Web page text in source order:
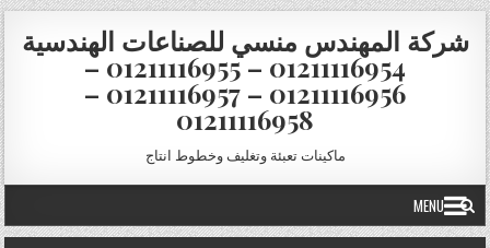
Skip to content
شركة المهندس منسي للصناعات الهندسية
01211116954 – 01211116955 –
01211116956 – 01211116957 –
01211116958
ماكينات تعبئة وتغليف وخطوط انتاج
MENU